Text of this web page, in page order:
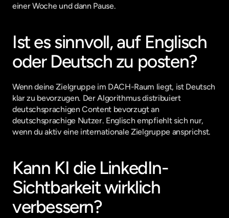
einer Woche und dann Pause.
Ist es sinnvoll, auf Englisch
oder Deutsch zu posten?
Wenn deine Zielgruppe im DACH-Raum liegt, ist Deutsch
klar zu bevorzugen. Der Algorithmus distribuiert
deutschsprachigen Content bevorzugt an
deutschsprachige Nutzer. Englisch empfiehlt sich nur,
wenn du aktiv eine internationale Zielgruppe ansprichst.
Kann KI die LinkedIn-
Sichtbarkeit wirklich
verbessern?